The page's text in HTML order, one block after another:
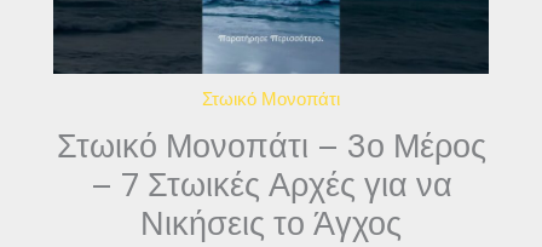
Στωικό Μονοπάτι
Στωικό Μονοπάτι – 3ο Μέρος
– 7 Στωικές Αρχές για να
Νικήσεις το Άγχος